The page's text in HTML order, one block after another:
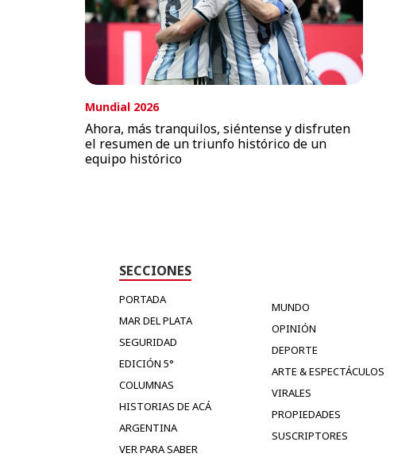
Mundial 2026
Ahora, más tranquilos, siéntense y disfruten
el resumen de un triunfo histórico de un
equipo histórico
SECCIONES
PORTADA
MAR DEL PLATA
SEGURIDAD
EDICIÓN 5°
COLUMNAS
HISTORIAS DE ACÁ
ARGENTINA
VER PARA SABER
MUNDO
OPINIÓN
DEPORTE
ARTE & ESPECTÁCULOS
VIRALES
PROPIEDADES
SUSCRIPTORES